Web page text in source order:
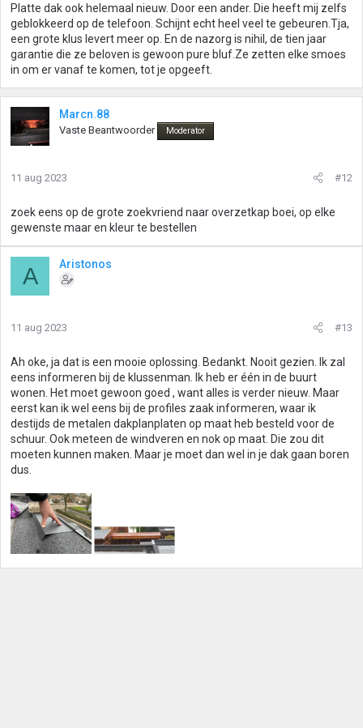
Platte dak ook helemaal nieuw. Door een ander. Die heeft mij zelfs
geblokkeerd op de telefoon. Schijnt echt heel veel te gebeuren.Tja,
een grote klus levert meer op. En de nazorg is nihil, de tien jaar
garantie die ze beloven is gewoon pure bluf.Ze zetten elke smoes
in om er vanaf te komen, tot je opgeeft.
Marcn.88
Vaste Beantwoorder Moderator
11 aug 2023 #12
zoek eens op de grote zoekvriend naar overzetkap boei, op elke
gewenste maar en kleur te bestellen
A Aristonos
11 aug 2023 #13
Ah oke, ja dat is een mooie oplossing. Bedankt. Nooit gezien. Ik zal
eens informeren bij de klussenman. Ik heb er één in de buurt
wonen. Het moet gewoon goed , want alles is verder nieuw. Maar
eerst kan ik wel eens bij de profiles zaak informeren, waar ik
destijds de metalen dakplanplaten op maat heb besteld voor de
schuur. Ook meteen de windveren en nok op maat. Die zou dit
moeten kunnen maken. Maar je moet dan wel in je dak gaan boren
dus.